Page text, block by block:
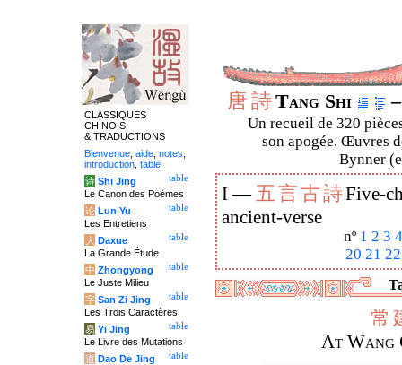
唐詩Tang Shi
Un recueil de 320
son apogée. Œuvres
Bynner
I —五言古詩Five-
ancient-verse
nº 1 2 3 4
20 21 22
常
At Wang
CLASSIQUES
CHINOIS
& TRADUCTIONS
Bienvenue aide notes
introduction table
table
诗 Shi Jing
Le Canon des Poèmes
table
论 Lun Yu
Les Entretiens
table
大 Daxue
La Grande Étude
table
中 Zhongyong
Le Juste Milieu
table
字 San Zi Jing
Les Trois Caractères
table
易 Yi Jing
Le Livre des Mutations
table
道 Dao De Jing